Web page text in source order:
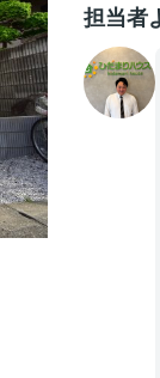
担当者